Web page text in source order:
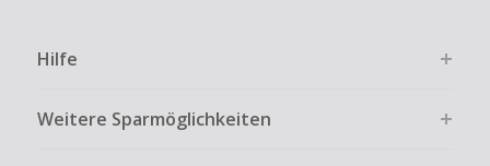
Bezahlvorgang ist nur dann cashbackfähig, wenn dies
ausdrücklich auf der Händlerseite erlaubt ist.
Stornierung, Kündigung eines Abonnements oder Widerruf
Hilfe
Weitere Sparmöglichkeiten